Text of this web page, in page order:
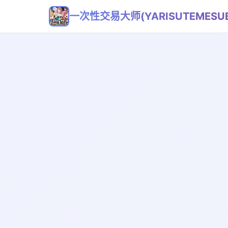
一次性交易大师